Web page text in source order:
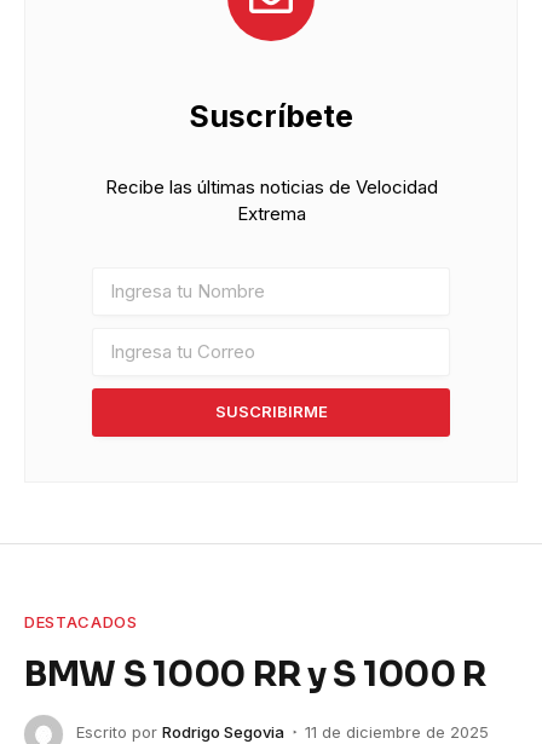
Suscríbete
Recibe las últimas noticias de Velocidad
Extrema
SUSCRIBIRME
DESTACADOS
BMW S 1000 RR y S 1000 R
Escrito por Rodrigo Segovia
11 de diciembre de 2025